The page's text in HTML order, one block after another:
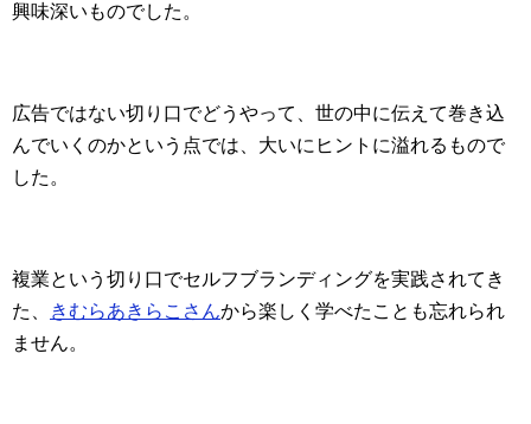
興味深いものでした。
広告ではない切り口でどうやって、世の中に伝えて巻き込
んでいくのかという点では、大いにヒントに溢れるもので
した。
複業という切り口でセルフブランディングを実践されてき
た、
きむらあきらこさんから楽しく学べたことも忘れられ
ません。